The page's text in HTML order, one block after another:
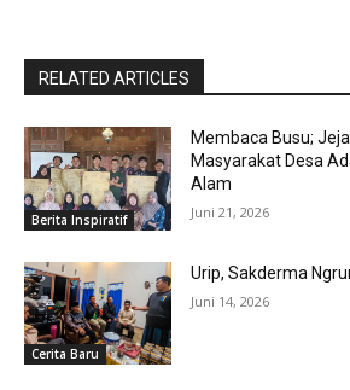
RELATED ARTICLES
Berita Inspiratif
Membaca Busu;
Masyarakat Desa
Alam
Juni 21, 2026
Cerita Baru
Urip, Sakderma
Juni 14, 2026